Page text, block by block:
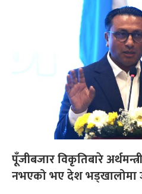
पूँजीबजार विकृतिबारे
नभएको भए देश भड्खालोमा